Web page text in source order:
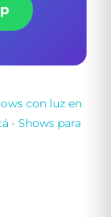
con luz en
· Shows para